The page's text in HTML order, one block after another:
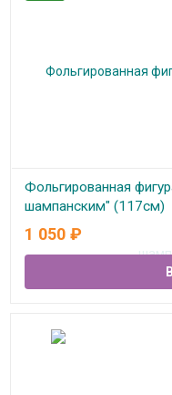
Фольгированная
шампанским" (117см)
В наличии
1 050 ₽